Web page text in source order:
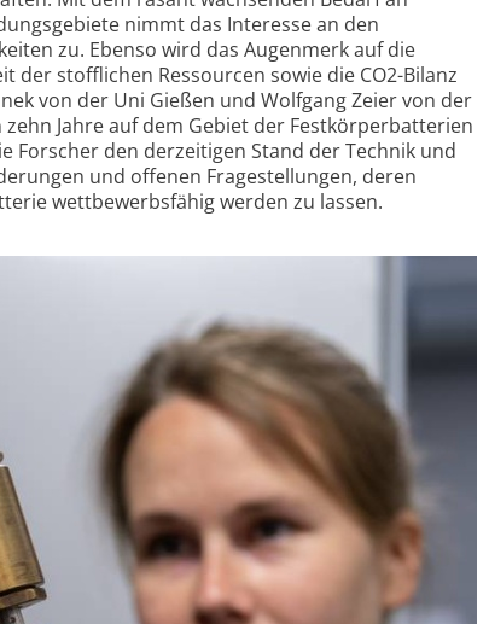
nimmt das Interesse an den
zu. Ebenso wird das Augenmerk auf die
der stofflichen Ressourcen sowie die CO2-Bilanz
von der Uni Gießen und Wolfgang Zeier von der
Jahre auf dem Gebiet der Festkörper­batterien
Forscher den derzeitigen Stand der Technik und
und offenen Frage­stellungen, deren
wettbewerbs­fähig werden zu lassen.